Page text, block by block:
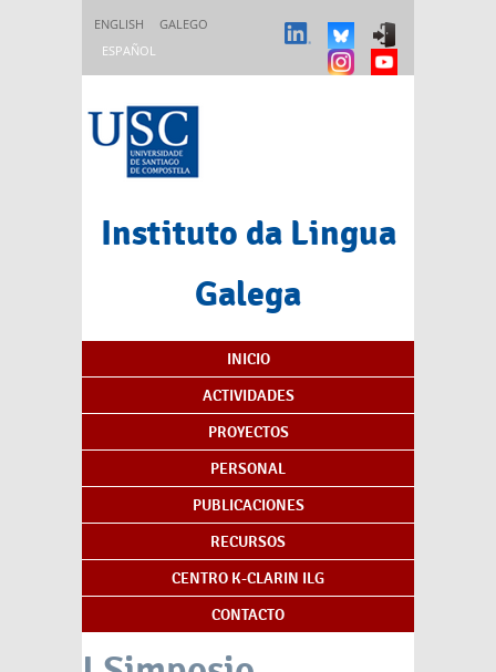
ENGLISH
GALEGO
ESPAÑOL
Instituto da Lingua
Galega
Índice de contenidos
INICIO
ACTIVIDADES
PROYECTOS
PERSONAL
PUBLICACIONES
RECURSOS
CENTRO K-CLARIN ILG
CONTACTO